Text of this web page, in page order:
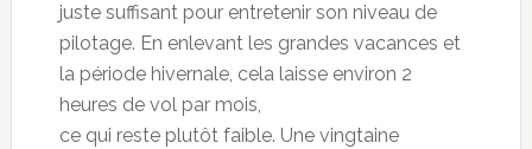
juste suffisant pour entretenir son niveau de
pilotage. En enlevant les grandes vacances et
la période hivernale, cela laisse environ 2
heures de vol par mois,
ce qui reste plutôt faible. Une vingtaine